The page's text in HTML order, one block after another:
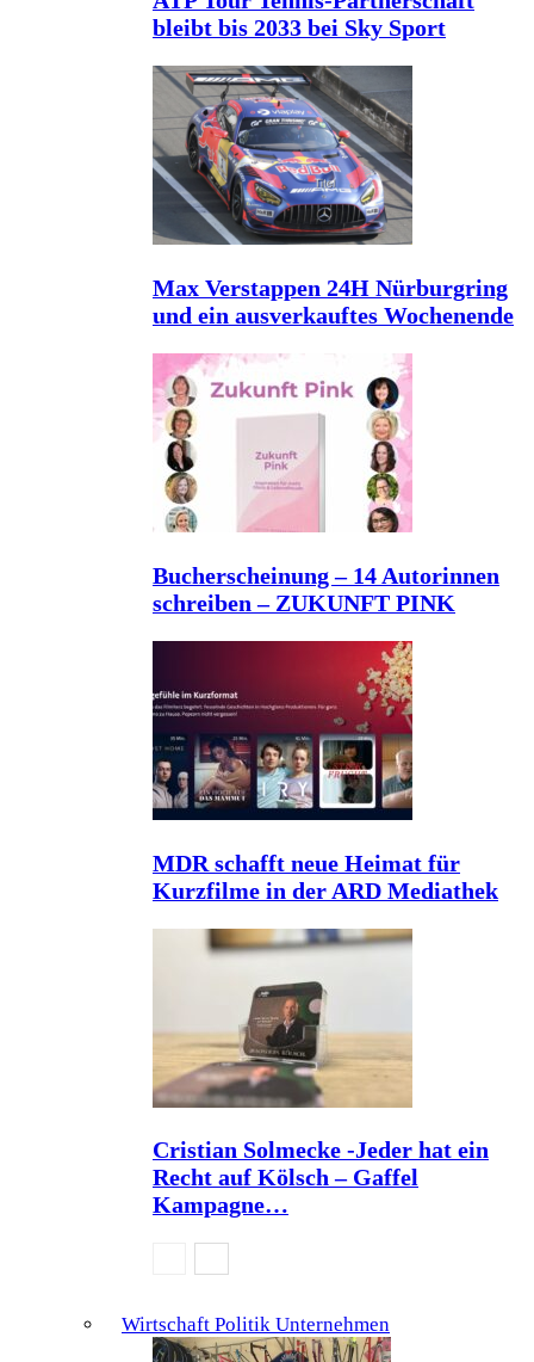
bleibt bis 2033 bei Sky Sport
Max Verstappen 24H Nürburgring
und ein ausverkauftes Wochenende
Bucherscheinung – 14 Autorinnen
schreiben – ZUKUNFT PINK
MDR schafft neue Heimat für
Kurzfilme in der ARD Mediathek
Cristian Solmecke -Jeder hat ein
Recht auf Kölsch – Gaffel
Kampagne…
Wirtschaft Politik Unternehmen